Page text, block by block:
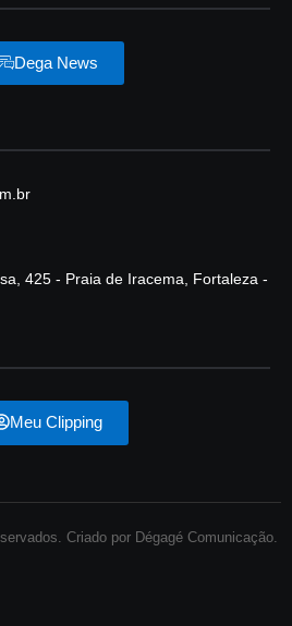
Dega News
425 - Praia de Iracema, Fortaleza -
Meu Clipping
Criado por Dégagé Comunicação.